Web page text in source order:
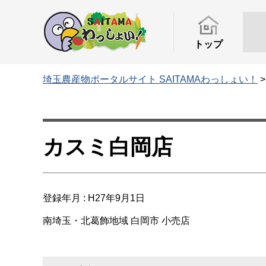
トップ
埼玉農産物ポータルサイト SAITAMAわっしょい！
カスミ白岡店
登録年月 : H27年9月1日
南埼玉・北葛飾地域 白岡市 小売店